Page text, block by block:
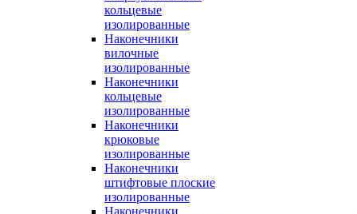
кольцевые
изолированные
Наконечники
вилочные
изолированные
Наконечники
кольцевые
изолированные
Наконечники
крюковые
изолированные
Наконечники
штифтовые плоские
изолированные
Наконечники